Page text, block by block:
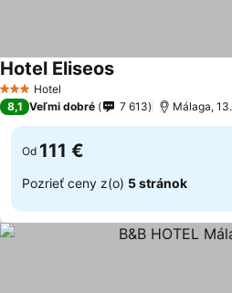
3 Počet hviezdičiek
Hotel
Hotel Eliseos
8,1 Veľmi dobré 7 613 Málaga,
Od 111 €
Pozrieť ceny z(o) 5 stránok